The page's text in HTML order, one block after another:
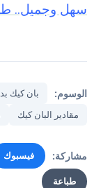
سهل وجميل..
الوسوم: بان كيك
مقادير البان كيك
مشاركة: فيسبوك
طباعة